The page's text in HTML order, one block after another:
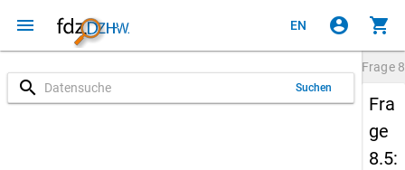
menu EN account_circle shopping_cart
search Suchen
Frage
Fra
ge
8.5: